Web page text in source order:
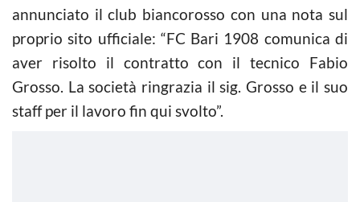
annunciato il club biancorosso con una nota sul
proprio sito ufficiale: “FC Bari 1908 comunica di
aver risolto il contratto con il tecnico Fabio
Grosso. La società ringrazia il sig. Grosso e il suo
staff per il lavoro fin qui svolto”.